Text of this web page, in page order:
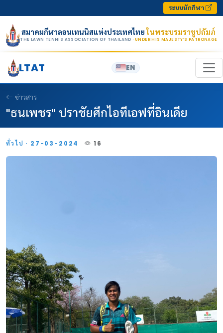
ระบบนักกีฬา
สมาคมกีฬาลอนเทนนิสแห่งประเทศไทยในพระบรมราชูปถัมภ์
THE LAWN TENNIS ASSOCIATION OF THAILAND · UNDER HIS MAJESTY’S PATRONAGE
LTAT EN
ข่าวสาร
"ธนเพชร" ปราชัยศึกไอทีเอฟที่อินเดีย
ทั่วไป · 27-03-2024 16